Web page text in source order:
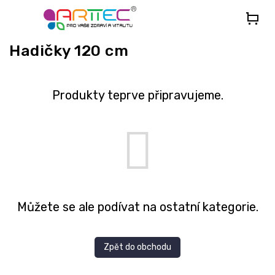
Hadičky 120 cm
Produkty teprve připravujeme.
Můžete se ale podívat na ostatní kategorie.
Zpět do obchodu